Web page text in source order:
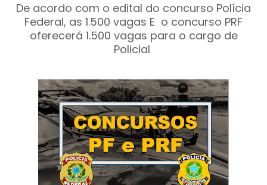
De acordo com o edital do concurso Polícia
Federal, as 1.500 vagas E o concurso PRF
oferecerá 1.500 vagas para o cargo de
Policial